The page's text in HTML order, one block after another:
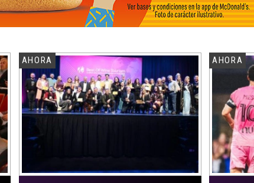
AHORA
AHORA